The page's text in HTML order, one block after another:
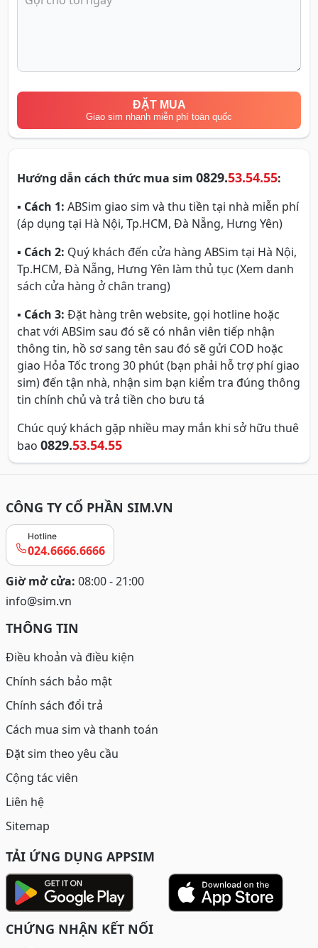
ĐẶT MUA
Giao sim nhanh miễn phí toàn quốc
Hướng dẫn cách thức mua sim 0829.53.54.55:
▪ Cách 1: ABSim giao sim và thu tiền tại nhà miễn phí
(áp dụng tại Hà Nội, Tp.HCM, Đà Nẵng, Hưng Yên)
▪ Cách 2: Quý khách đến cửa hàng ABSim tại Hà Nội,
Tp.HCM, Đà Nẵng, Hưng Yên làm thủ tục (Xem danh
sách cửa hàng ở chân trang)
▪ Cách 3: Đặt hàng trên website, gọi hotline hoặc
chat với ABSim sau đó sẽ có nhân viên tiếp nhận
thông tin, hồ sơ sang tên sau đó sẽ gửi COD hoặc
giao Hỏa Tốc trong 30 phút (bạn phải hỗ trợ phí giao
sim) đến tận nhà, nhận sim bạn kiểm tra đúng thông
tin chính chủ và trả tiền cho bưu tá
Chúc quý khách gặp nhiều may mắn khi sở hữu thuê
bao 0829.53.54.55
CÔNG TY CỔ PHẦN SIM.VN
Hotline
024.6666.6666
Giờ mở cửa: 08:00 - 21:00
info@sim.vn
THÔNG TIN
Điều khoản và điều kiện
Chính sách bảo mật
Chính sách đổi trả
Cách mua sim và thanh toán
Đặt sim theo yêu cầu
Cộng tác viên
Liên hệ
Sitemap
TẢI ỨNG DỤNG APPSIM
CHỨNG NHẬN KẾT NỐI